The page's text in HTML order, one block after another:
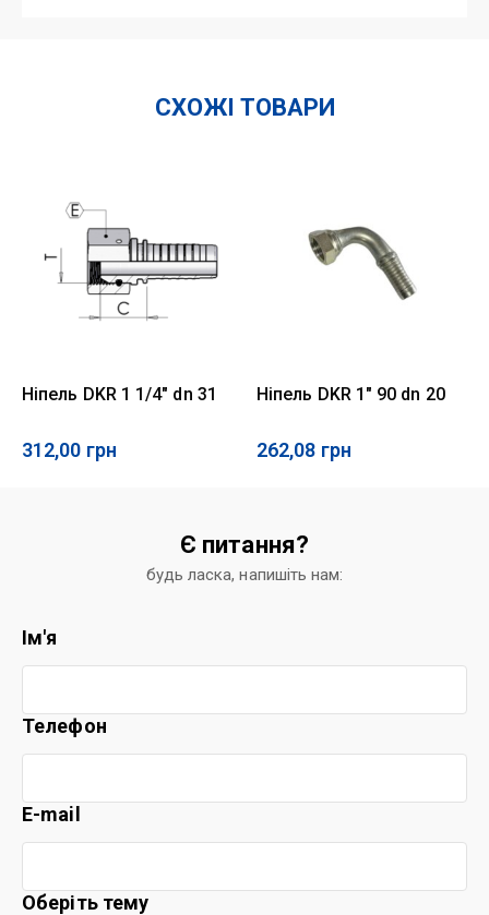
СХОЖІ ТОВАРИ
Ніпель DKR 1 1/4" dn 31
312,00 грн
Ніпель DKR 1" 90 dn 20
262,08 грн
Є питання?
будь ласка, напишіть нам:
Ім'я
Телефон
E-mail
Оберіть тему